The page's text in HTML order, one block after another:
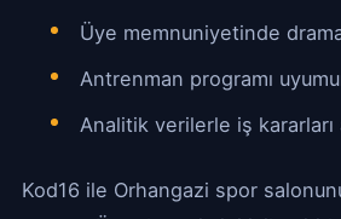
Üye memnuniyetinde
Antrenman programı
Analitik verilerle iş kararları
Kod16 ile Orhangazi spor